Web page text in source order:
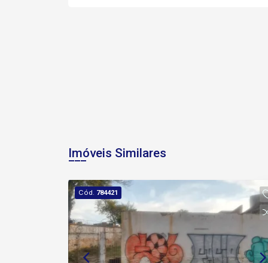
Imóveis Similares
Cód. 784421